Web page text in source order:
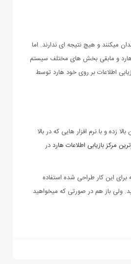
میکنند و هیچ نتیجه ای ندارند. اما
هارد و مابقی بخش های مختلف سیستم
اطلاعات بر روی خود هارد توسط
زده و با نرم افزار هایی که در بالا
مرکز بازیابی اطلاعات هارددر
برای این کار طراحی شده استفاده
ولی باز هم در صورتی که میخواهید